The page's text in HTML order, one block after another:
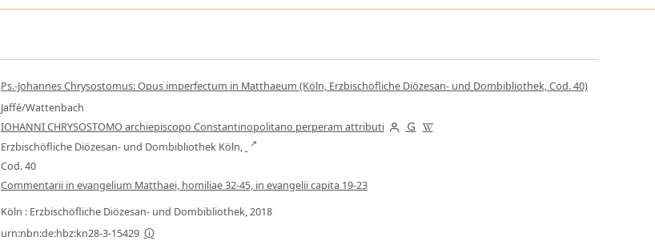
Ps.-Johannes Chrysostomus: Opus imperfectum in Matthaeum (Köln, Erzbischöfliche Diözesan- und Dombibliothek, Cod. 40)
Jaffé/Wattenbach
IOHANNI CHRYSOSTOMO archiepiscopo Constantinopolitano perperam attributi
Erzbischöfliche Diözesan- und Dombibliothek Köln,
Cod. 40
Commentarii in evangelium Matthaei, homiliae 32-45, in evangelii capita 19-23
Köln : Erzbischöfliche Diözesan- und Dombibliothek, 2018
urn:nbn:de:hbz:kn28-3-15429